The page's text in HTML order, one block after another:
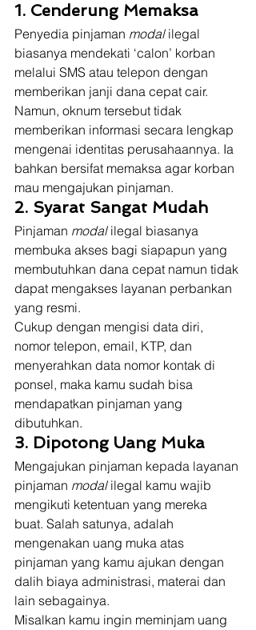
1. Cenderung Memaksa
Penyedia pinjaman modal ilegal
biasanya mendekati ‘calon’ korban
melalui SMS atau telepon dengan
memberikan janji dana cepat cair.
Namun, oknum tersebut tidak
memberikan informasi secara lengkap
mengenai identitas perusahaannya. Ia
bahkan bersifat memaksa agar korban
mau mengajukan pinjaman.
2. Syarat Sangat Mudah
Pinjaman modal ilegal biasanya
membuka akses bagi siapapun yang
membutuhkan dana cepat namun tidak
dapat mengakses layanan perbankan
yang resmi.
Cukup dengan mengisi data diri,
nomor telepon, email, KTP, dan
menyerahkan data nomor kontak di
ponsel, maka kamu sudah bisa
mendapatkan pinjaman yang
dibutuhkan.
3. Dipotong Uang Muka
Mengajukan pinjaman kepada layanan
pinjaman modal ilegal kamu wajib
mengikuti ketentuan yang mereka
buat. Salah satunya, adalah
mengenakan uang muka atas
pinjaman yang kamu ajukan dengan
dalih biaya administrasi, materai dan
lain sebagainya.
Misalkan kamu ingin meminjam uang